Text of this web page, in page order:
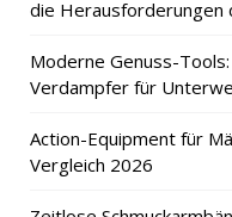
die Herausforderungen
Moderne Genuss-
Verdampfer für
Action-Equipment für
Vergleich 2026